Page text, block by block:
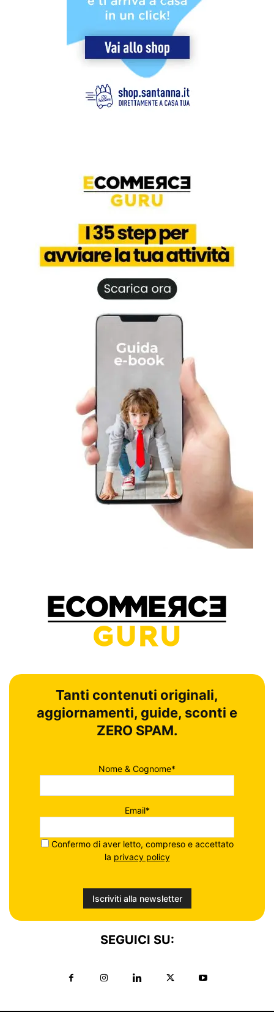
Tanti contenuti originali,
aggiornamenti, guide, sconti e
ZERO SPAM.
Nome & Cognome*
Email*
Confermo di aver letto, compreso e accettato
la privacy policy
SEGUICI SU: